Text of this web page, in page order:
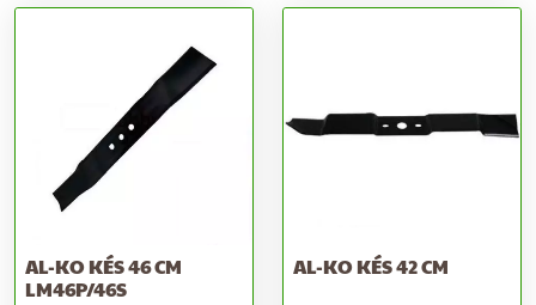
AL-KO KÉS 46 CM
LM46P/46S
AL-KO KÉS 42 CM